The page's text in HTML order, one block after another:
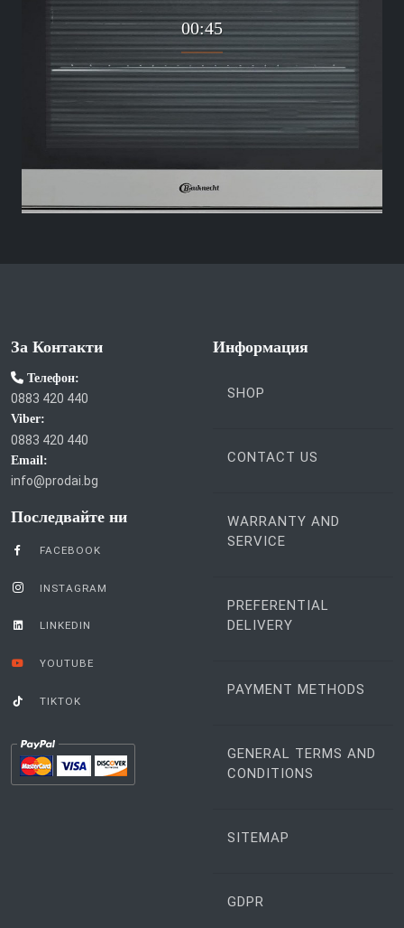
00:45
За Контакти
Телефон:
0883 420 440
Viber:
0883 420 440
Email:
info@prodai.bg
Последвайте ни
FACEBOOK
INSTAGRAM
LINKEDIN
YOUTUBE
TIKTOK
Информация
SHOP
CONTACT US
WARRANTY AND
SERVICE
PREFERENTIAL
DELIVERY
PAYMENT METHODS
GENERAL TERMS AND
CONDITIONS
SITEMAP
GDPR